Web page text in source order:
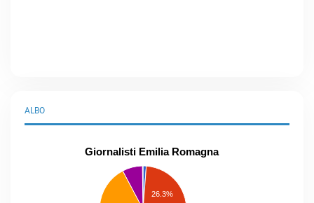
ALBO
Giornalisti Emilia Romagna
26.3%